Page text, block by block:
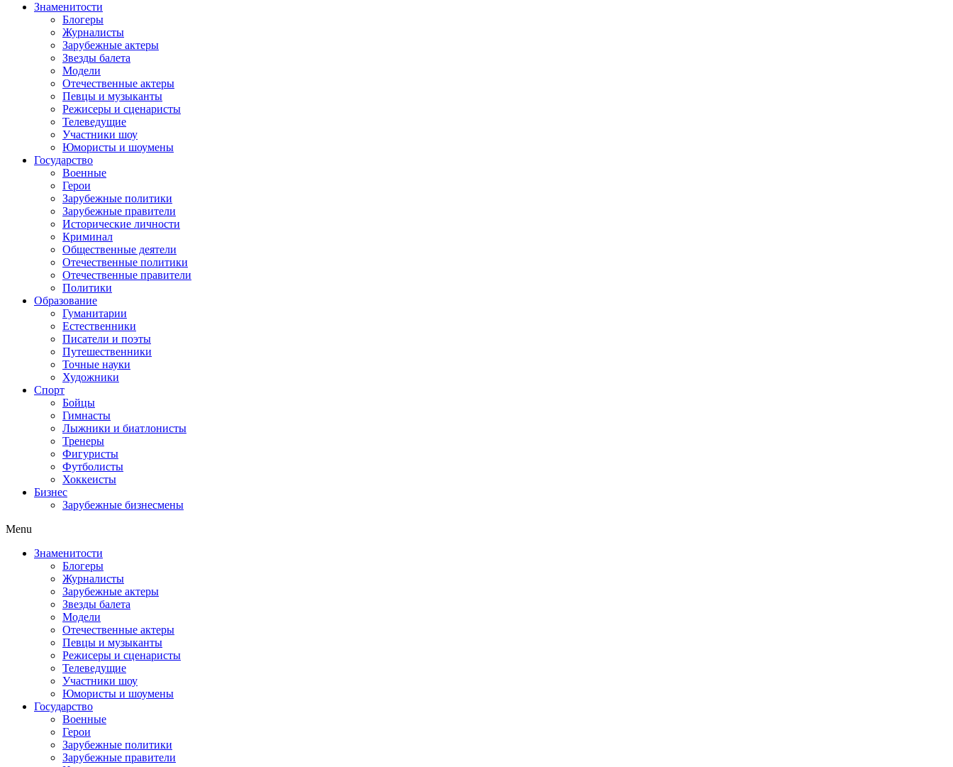
Знаменитости
Блогеры
Журналисты
Зарубежные актеры
Звезды балета
Модели
Отечественные актеры
Певцы и музыканты
Режисеры и сценаристы
Телеведущие
Участники шоу
Юмористы и шоумены
Государство
Военные
Герои
Зарубежные политики
Зарубежные правители
Исторические личности
Криминал
Общественные деятели
Отечественные политики
Отечественные правители
Политики
Образование
Гуманитарии
Естественники
Писатели и поэты
Путешественники
Точные науки
Художники
Спорт
Бойцы
Гимнасты
Лыжники и биатлонисты
Тренеры
Фигуристы
Футболисты
Хоккеисты
Бизнес
Зарубежные бизнесмены
Menu
Знаменитости
Блогеры
Журналисты
Зарубежные актеры
Звезды балета
Модели
Отечественные актеры
Певцы и музыканты
Режисеры и сценаристы
Телеведущие
Участники шоу
Юмористы и шоумены
Государство
Военные
Герои
Зарубежные политики
Зарубежные правители